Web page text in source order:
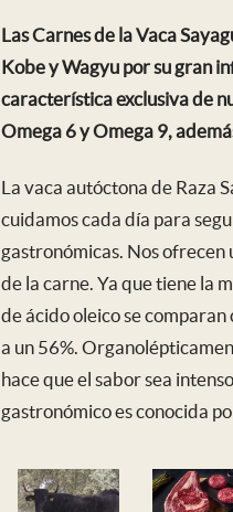
Las Carnes de la Vaca
Kobe y Wagyu por su gran
característica exclusiva de
Omega 6 y Omega 9,
La vaca autóctona de Raza
cuidamos cada día para
gastronómicas. Nos
de la carne. Ya que tiene la
de ácido oleico se
a un 56%.
hace que el sabor sea
gastronómico es conocida